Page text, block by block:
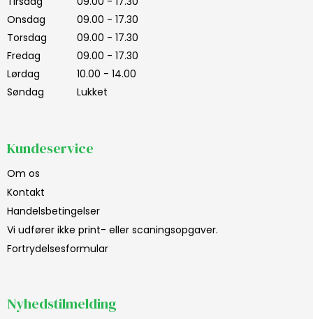
Onsdag
09.00 - 17.30
Torsdag
09.00 - 17.30
Fredag
09.00 - 17.30
Lørdag
10.00 - 14.00
Søndag
Lukket
Kundeservice
Om os
Kontakt
Handelsbetingelser
Vi udfører ikke print- eller scaningsopgaver.
Fortrydelsesformular
Nyhedstilmelding